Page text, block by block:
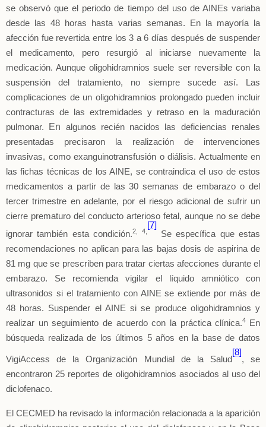
se observó que el periodo de tiempo del uso de AINEs variaba
desde las 48 horas hasta varias semanas. En la mayoría la
afección fue revertida entre los 3 a 6 días después de suspender
el medicamento, pero resurgió al iniciarse nuevamente la
medicación. Aunque oligohidramnios suele ser reversible con la
suspensión del tratamiento, no siempre sucede así. Las
complicaciones de un oligohidramnios prolongado pueden incluir
contracturas de las extremidades y retraso en la maduración
pulmonar. En algunos recién nacidos las deficiencias renales
presentadas precisaron la realización de intervenciones
invasivas, como exanguinotransfusión o diálisis. Actualmente en
las fichas técnicas de los AINE, se contraindica el uso de estos
medicamentos a partir de las 30 semanas de embarazo o del
tercer trimestre en adelante, por el riesgo adicional de sufrir un
cierre prematuro del conducto arterioso fetal, aunque no se debe
ignorar también esta condición.2, 4,
[7]
Se específica que estas
recomendaciones no aplican para las bajas dosis de aspirina de
81 mg que se prescriben para tratar ciertas afecciones durante el
embarazo. Se recomienda vigilar el líquido amniótico con
ultrasonidos si el tratamiento con AINE se extiende por más de
48 horas. Suspender el AINE si se produce oligohidramnios y
realizar un seguimiento de acuerdo con la práctica clínica.4
En
búsqueda realizada de los últimos 5 años en la base de datos
VigiAccess de la Organización Mundial de la Salud
[8]
, se
encontraron 25 reportes de oligohidramnios asociados al uso del
diclofenaco.
El CECMED ha revisado la información relacionada a la aparición